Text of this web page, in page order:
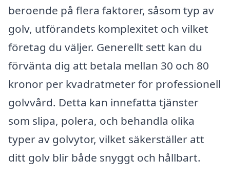
beroende på flera faktorer, såsom typ av
golv, utförandets komplexitet och vilket
företag du väljer. Generellt sett kan du
förvänta dig att betala mellan 30 och 80
kronor per kvadratmeter för professionell
golvvård. Detta kan innefatta tjänster
som slipa, polera, och behandla olika
typer av golvytor, vilket säkerställer att
ditt golv blir både snyggt och hållbart.